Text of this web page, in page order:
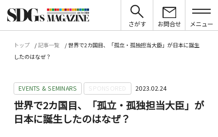
さがす お問合せ メニュー
トップ 記事一覧
世界で2カ国目、「孤立・孤独担当大臣」が日本に誕生
したのはなぜ？
EVENTS & SEMINARS 2023.02.24
世界で2カ国目、「孤立・孤独担当大臣」が
日本に誕生したのはなぜ？